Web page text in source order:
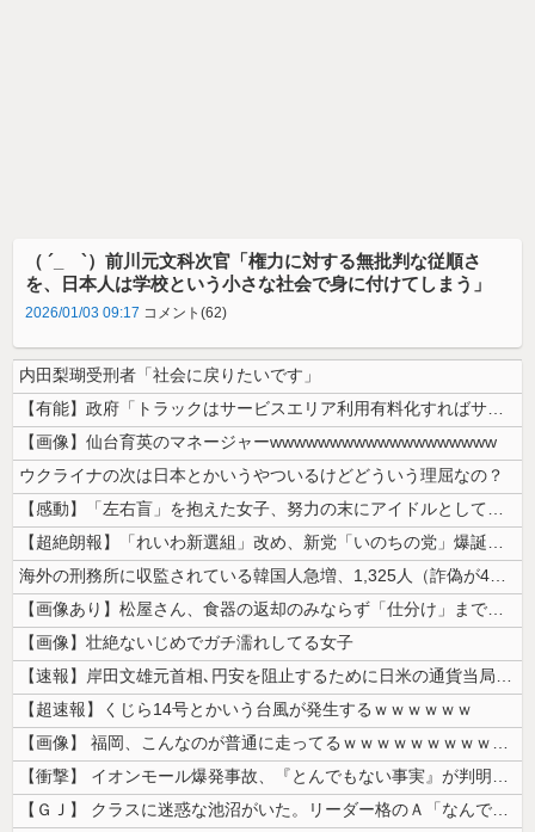
（ ´_ゝ`）前川元文科次官「権力に対する無批判な従順さ
を、日本人は学校という小さな社会で身に付けてしまう」
2026/01/03 09:17 コメント(62)
内田梨瑚受刑者「社会に戻りたいです」
【有能】政府「トラックはサービスエリア利用有料化すればサボらず走るし流...
【画像】仙台育英のマネージャーwwwwwwwwwwwwwwwwwww
ウクライナの次は日本とかいうやついるけどどういう理屈なの？
【感動】「左右盲」を抱えた女子、努力の末にアイドルとしてデビューするｗ...
【超絶朗報】「れいわ新選組」改め、新党「いのちの党」爆誕！！！うおおお...
海外の刑務所に収監されている韓国人急増、1,325人（詐偽が4分の1）...
【画像あり】松屋さん、食器の返却のみならず「仕分け」まで客にやらせてし...
【画像】壮絶ないじめでガチ濡れしてる女子
【速報】岸田文雄元首相､円安を阻止するために日米の通貨当局が実施した為...
【超速報】くじら14号とかいう台風が発生するｗｗｗｗｗｗ
【画像】 福岡、こんなのが普通に走ってるｗｗｗｗｗｗｗｗｗｗｗｗｗｗｗ...
【衝撃】 イオンモール爆発事故、『とんでもない事実』が判明してしまう・...
【ＧＪ】 クラスに迷惑な池沼がいた。リーダー格のＡ「なんで支援学級に入...